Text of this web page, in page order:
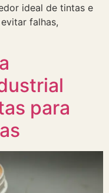
ideal de tintas e
falhas,
para